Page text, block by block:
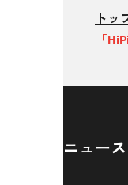
トッ
「
ニュース